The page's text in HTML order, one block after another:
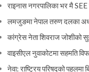
राइनास नगरपालिका भर मै
लमजुङमा नेपाल तरुण दलका
कांग्रेस नेता शिवराज जोशीको
वाइसीएल नुवाकोटमा सहमति
नेवा: राष्ट्रिय परिषद्को पहलमा